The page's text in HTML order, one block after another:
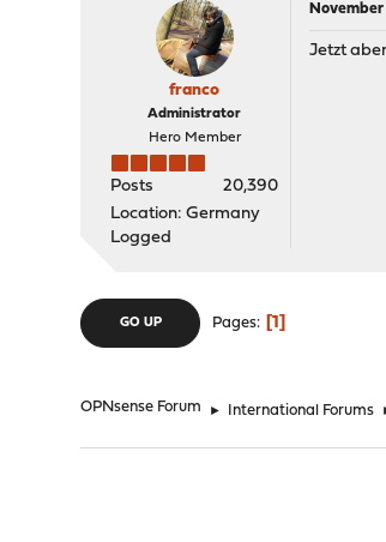
franco
Administrator
Hero Member
Posts
20,390
Location: Germany
Logged
November
Jetzt
GO UP Pages 1
OPNsense Forum ► International Forums